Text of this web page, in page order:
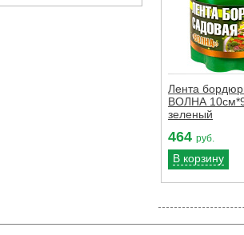
Лента
ВОЛНА
зеленый
464 руб.
В корзину